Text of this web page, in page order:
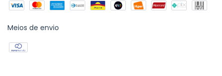
Meios de envio